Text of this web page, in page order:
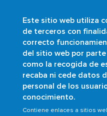
Este sitio web utiliza
de terceros con
correcto
del sitio web por
como la recogida de
recaba ni cede datos
personal de los
conocimiento.
Contiene enlaces a sitios
Última
2020